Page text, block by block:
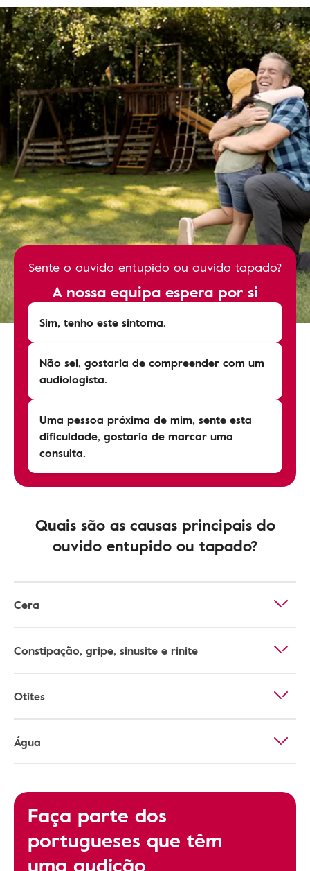
Sente o ouvido entupido ou ouvido tapado?
A nossa equipa espera por si
Sim, tenho este sintoma.
Não sei, gostaria de compreender com um
audiologista.
Uma pessoa próxima de mim, sente esta
dificuldade, gostaria de marcar uma
consulta.
Quais são as causas principais do
ouvido entupido ou tapado?
Cera
Constipação, gripe, sinusite e rinite
Otites
Água
Faça parte dos
portugueses que têm
uma audição